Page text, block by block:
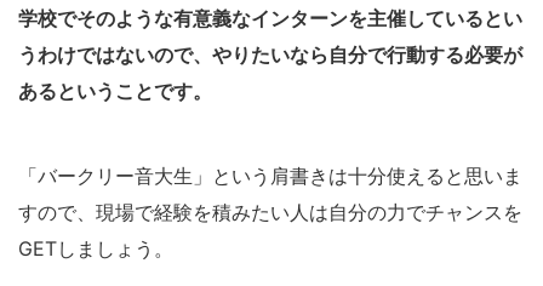
学校でそのような有意義なインターンを主催しているとい
うわけではないので、やりたいなら自分で行動する必要が
あるということです。
「バークリー音大生」という肩書きは十分使えると思いま
すので、現場で経験を積みたい人は自分の力でチャンスを
GETしましょう。